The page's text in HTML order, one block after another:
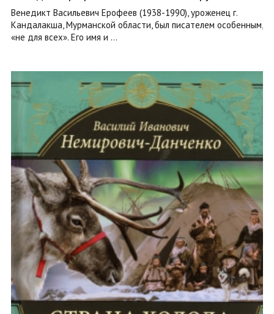
Венедикт Васильевич Ерофеев (1938-1990), уроженец г.
Кандалакша, Мурманской области, был писателем особенным,
«не для всех». Его имя и ...